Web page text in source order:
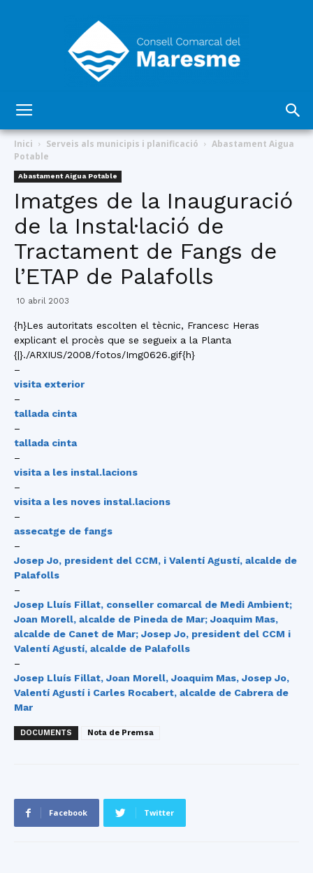
del
Inici Serveis als municipis i planificació
Abastament Aigua
Potable
Abastament Aigua Potable
Imatges de la Inauguració
de la Instal·lació de
Tractament de Fangs de
l’ETAP de Palafolls
10 abril 2003
{h}Les autoritats escolten el tècnic, Francesc Heras
explicant el procès que se segueix a la Planta
{|}./ARXIUS/2008/fotos/Img0626.gif{h}
–
visita exterior
–
tallada cinta
–
tallada cinta
–
visita a les instal.lacions
–
visita a les noves instal.lacions
–
assecatge de fangs
–
Josep Jo, president del CCM, i Valentí Agustí, alcalde de
Palafolls
–
Josep Lluís Fillat, conseller comarcal de Medi Ambient;
Joan Morell, alcalde de Pineda de Mar; Joaquim Mas,
alcalde de Canet de Mar; Josep Jo, president del CCM i
Valentí Agustí, alcalde de Palafolls
–
Josep Lluís Fillat, Joan Morell, Joaquim Mas, Josep Jo,
Valentí Agustí i Carles Rocabert, alcalde de Cabrera de
Mar
DOCUMENTS Nota de Premsa
Facebook Twitter